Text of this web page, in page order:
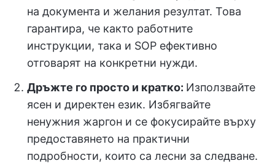
на документа и желания резултат. Това
гарантира, че както работните
инструкции, така и SOP ефективно
отговарят на конкретни нужди.
Дръжте го просто и кратко: Използвайте
ясен и директен език. Избягвайте
ненужния жаргон и се фокусирайте върху
предоставянето на практични
подробности, които са лесни за следване.